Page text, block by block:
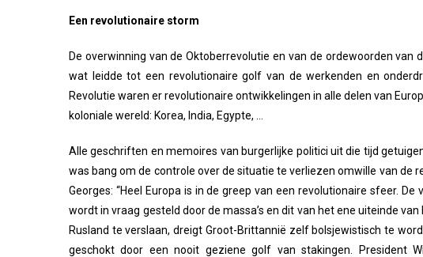
Een revolutionaire storm
De overwinning van de Oktoberrevolutie en van de ordewoorden
wat leidde tot een revolutionaire golf van de werkenden en
Revolutie waren er revolutionaire ontwikkelingen in alle delen van
koloniale wereld: Korea, India, Egypte, …
Alle geschriften en memoires van burgerlijke politici uit die tijd
was bang om de controle over de situatie te verliezen omwille van de
Georges: “Heel Europa is in de greep van een revolutionaire sfeer.
wordt in vraag gesteld door de massa’s en dit van het ene uiteinde
Rusland te verslaan, dreigt Groot-Brittannië zelf bolsjewistisch te
geschokt door een nooit geziene golf van stakingen. President